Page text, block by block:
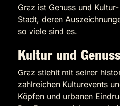
Graz ist Genuss und
Stadt, deren
so viele sind es.
Kultur und
Graz stiehlt mit seiner
zahlreichen Kulturevents
Köpfen und urbanen